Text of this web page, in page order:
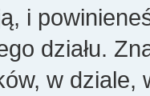
i
działu.
w dziale,